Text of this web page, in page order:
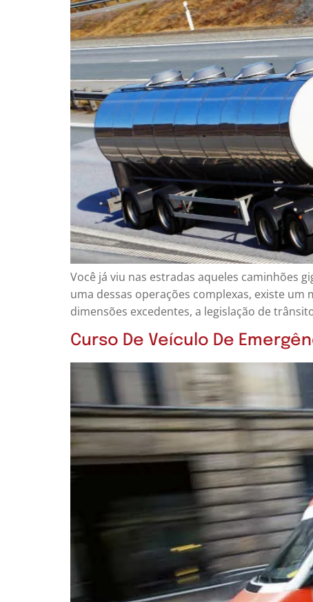
Você já viu nas estradas aqueles caminhões
uma dessas operações complexas, existe
dimensões excedentes, a legislação de
Curso De Veículo De